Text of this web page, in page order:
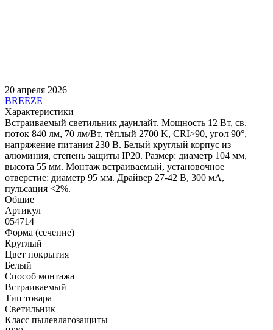
20 апреля 2026
BREEZE
Характеристики
Встраиваемый светильник даунлайт. Мощность 12 Вт, св.
поток 840 лм, 70 лм/Вт, тёплый 2700 K, CRI>90, угол 90°,
напряжение питания 230 В. Белый круглый корпус из
алюминия, степень защиты IP20. Размер: диаметр 104 мм,
высота 55 мм. Монтаж встраиваемый, установочное
отверстие: диаметр 95 мм. Драйвер 27-42 В, 300 мА,
пульсация <2%.
Общие
Артикул
054714
Форма (сечение)
Круглый
Цвет покрытия
Белый
Способ монтажа
Встраиваемый
Тип товара
Светильник
Класс пылевлагозащиты